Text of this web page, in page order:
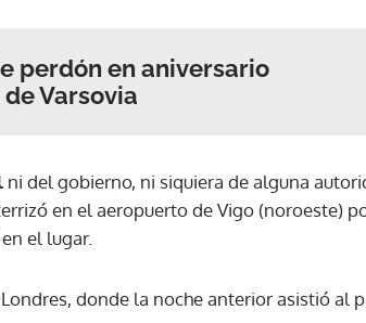
perdón en aniversario
Varsovia
ni del gobierno, ni siquiera de alguna
en el aeropuerto de Vigo (noroeste)
el lugar.
donde la noche anterior asistió al